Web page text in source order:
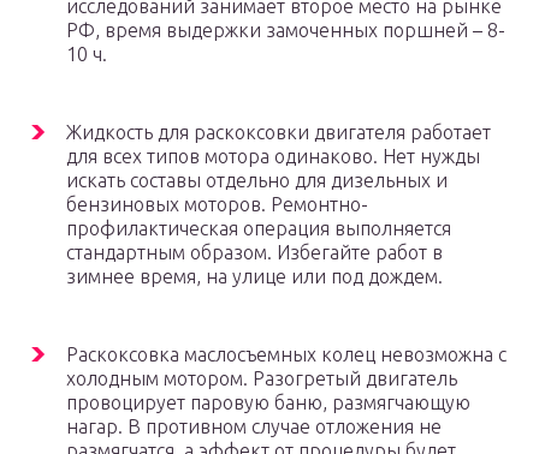
исследований занимает второе место на рынке
РФ, время выдержки замоченных поршней – 8-
10 ч.
Жидкость для раскоксовки двигателя работает
для всех типов мотора одинаково. Нет нужды
искать составы отдельно для дизельных и
бензиновых моторов. Ремонтно-
профилактическая операция выполняется
стандартным образом. Избегайте работ в
зимнее время, на улице или под дождем.
Раскоксовка маслосъемных колец невозможна с
холодным мотором. Разогретый двигатель
провоцирует паровую баню, размягчающую
нагар. В противном случае отложения не